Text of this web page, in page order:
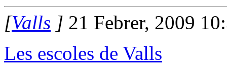
[Valls ] 21 Febrer, 2009
Les escoles de Valls